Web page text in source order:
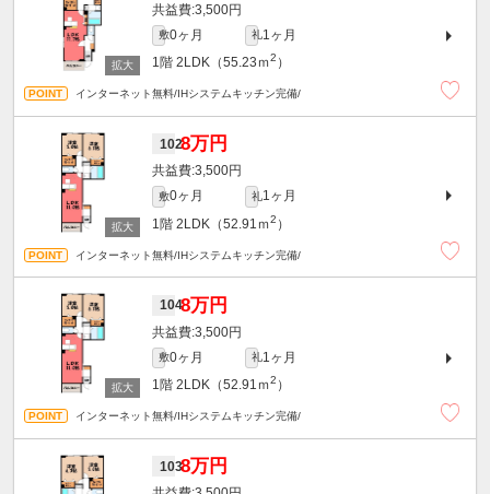
3,500円
敷0ヶ月 礼1ヶ月
1階 2LDK（55.23ｍ2 ）
インターネット無料/IHシステムキッチン完備/
1028万円
3,500円
敷0ヶ月 礼1ヶ月
1階 2LDK（52.91ｍ2 ）
インターネット無料/IHシステムキッチン完備/
1048万円
3,500円
敷0ヶ月 礼1ヶ月
1階 2LDK（52.91ｍ2 ）
インターネット無料/IHシステムキッチン完備/
1038万円